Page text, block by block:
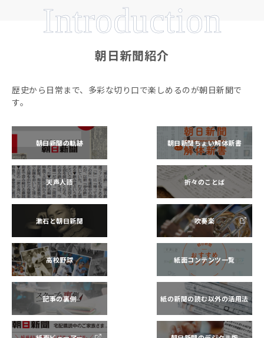
Introduction
朝日新聞紹介
歴史から日常まで、多彩な切り口で楽しめるのが朝日新聞で
す。
朝日新聞の軌跡 朝日新聞ちょい解体新書
天声人語 折々のことば
漱石と朝日新聞 吹奏楽
高校野球 紙面コンテンツ一覧
記事の裏側 紙の新聞の読む以外の活用法